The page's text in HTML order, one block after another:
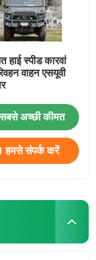
स्पीड कारवां
वाहन एसयूवी
सबसे अच्छी कीमत
हमसे संपर्क करें